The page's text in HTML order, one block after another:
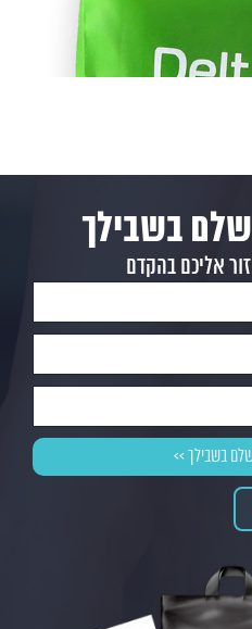
בשבילך
אליכם בהקדם